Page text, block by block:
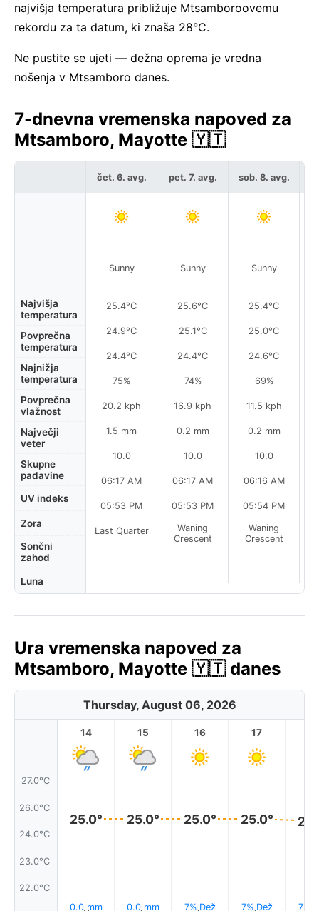
najvišja temperatura približuje Mtsamboroovemu
rekordu za ta datum, ki znaša 28°C.
Ne pustite se ujeti — dežna oprema je vredna
nošenja v Mtsamboro danes.
7-dnevna vremenska napoved za
Mtsamboro, Mayotte 🇾🇹
Najvišja
temperatura
Povprečna
temperatura
Najnižja
temperatura
Povprečna
vlažnost
Največji
veter
Skupne
padavine
UV indeks
Zora
Sončni
zahod
Luna
čet. 6. avg.
Sunny
25.4°C
24.9°C
24.4°C
75%
20.2 kph
1.5 mm
10.0
06:17 AM
05:53 PM
Last Quarter
pet. 7. avg.
Sunny
25.6°C
25.1°C
24.4°C
74%
16.9 kph
0.2 mm
10.0
06:17 AM
05:53 PM
Waning
Crescent
sob. 8. avg.
Sunny
25.4°C
25.0°C
24.6°C
69%
11.5 kph
0.2 mm
10.0
06:16 AM
05:54 PM
Waning
Crescent
Ura vremenska napoved za
Mtsamboro, Mayotte 🇾🇹 danes
Thursday, August 06, 2026
27.0°C
26.0°C
24.0°C
23.0°C
22.0°C
14
25.0°
0.0 mm
15
25.0°
0.0 mm
16
25.0°
7% Dež
17
25.0°
7% Dež 7%